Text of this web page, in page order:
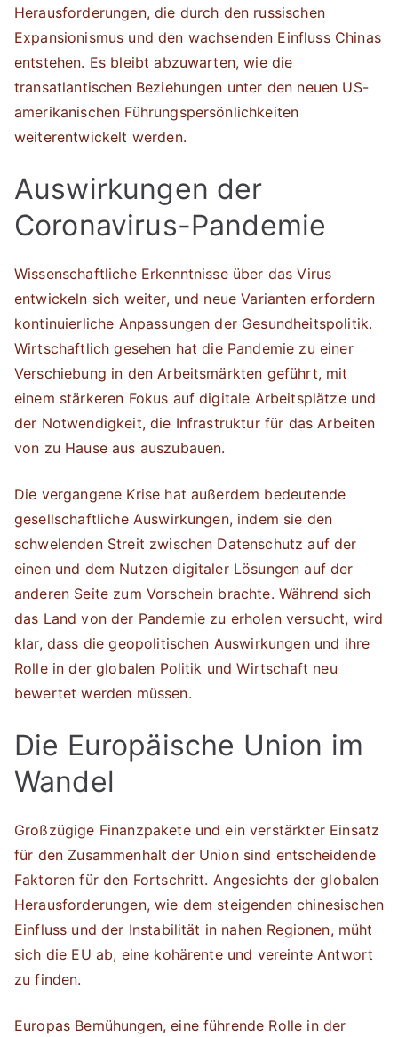
Herausforderungen, die durch den russischen
Expansionismus und den wachsenden Einfluss Chinas
entstehen. Es bleibt abzuwarten, wie die
transatlantischen Beziehungen unter den neuen US-
amerikanischen Führungspersönlichkeiten
weiterentwickelt werden.
Auswirkungen der
Coronavirus-Pandemie
Wissenschaftliche Erkenntnisse über das Virus
entwickeln sich weiter, und neue Varianten erfordern
kontinuierliche Anpassungen der Gesundheitspolitik.
Wirtschaftlich gesehen hat die Pandemie zu einer
Verschiebung in den Arbeitsmärkten geführt, mit
einem stärkeren Fokus auf digitale Arbeitsplätze und
der Notwendigkeit, die Infrastruktur für das Arbeiten
von zu Hause aus auszubauen.
Die vergangene Krise hat außerdem bedeutende
gesellschaftliche Auswirkungen, indem sie den
schwelenden Streit zwischen Datenschutz auf der
einen und dem Nutzen digitaler Lösungen auf der
anderen Seite zum Vorschein brachte. Während sich
das Land von der Pandemie zu erholen versucht, wird
klar, dass die geopolitischen Auswirkungen und ihre
Rolle in der globalen Politik und Wirtschaft neu
bewertet werden müssen.
Die Europäische Union im
Wandel
Großzügige Finanzpakete und ein verstärkter Einsatz
für den Zusammenhalt der Union sind entscheidende
Faktoren für den Fortschritt. Angesichts der globalen
Herausforderungen, wie dem steigenden chinesischen
Einfluss und der Instabilität in nahen Regionen, müht
sich die EU ab, eine kohärente und vereinte Antwort
zu finden.
Europas Bemühungen, eine führende Rolle in der